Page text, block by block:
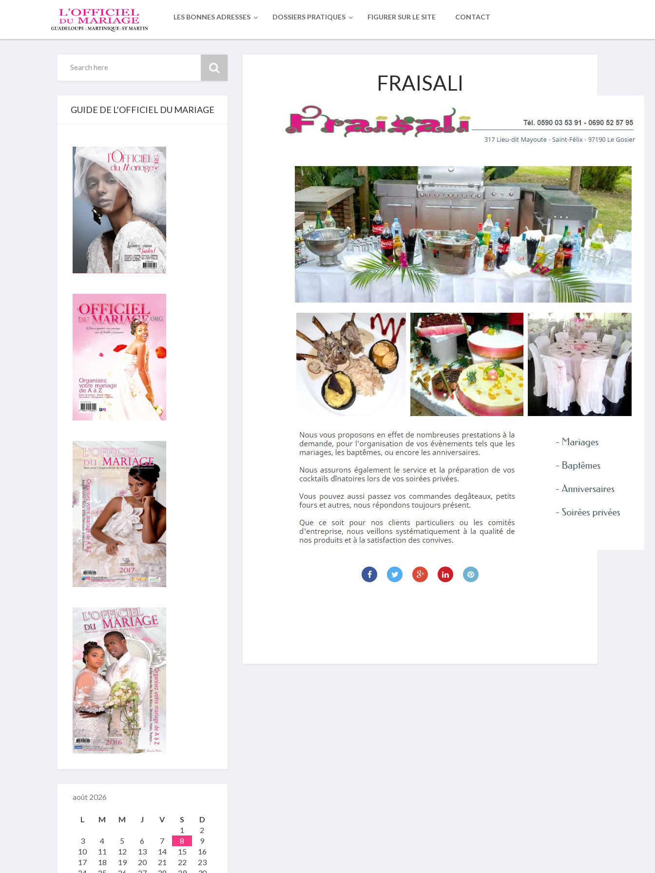
LES BONNES ADRESSES DOSSIERS PRATIQUES FIGURER SUR LE SITE CONTACT
GUIDE DE L’OFFICIEL DU MARIAGE
août 2026
L M M J V S
D
1
2
3
4 5 6 7 8
9
10
11 12 13 14 15
16
17
18 19 20 21 22
23
FRAISALI